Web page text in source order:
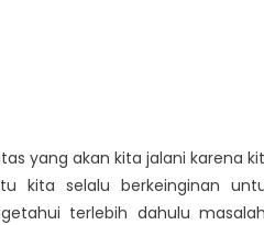
yang akan kita jalani karena
kita selalu berkeinginan
terlebih dahulu